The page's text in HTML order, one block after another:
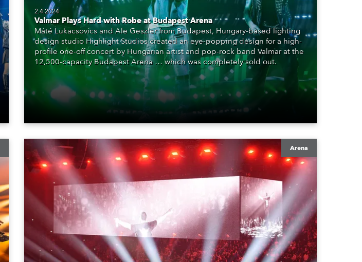
2.4.2024
Valmar Plays Hard with Robe at Budapest Arena
Máté Lukacsovics and Ale Geszler from Budapest, Hungary-based lighting
design studio Highlight Studios created an eye-popping design for a high-
profile one-off concert by Hungarian artist and pop-rock band Valmar at the
12,500-capacity Budapest Arena … which was completely sold out.
Arena